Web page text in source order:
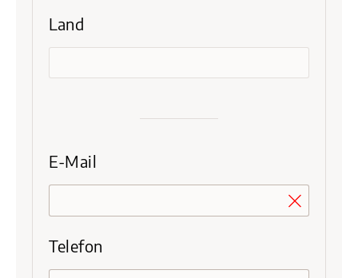
Land
E-Mail
Telefon